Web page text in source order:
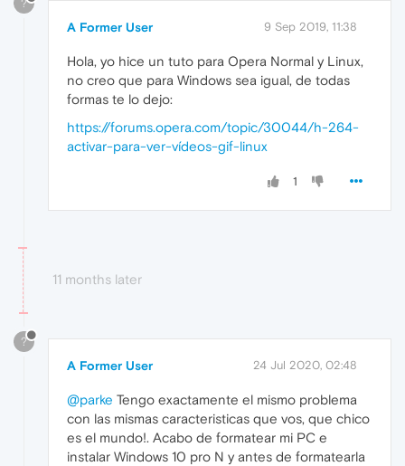
?
A Former User 9 Sep 2019, 11:38
Hola, yo hice un tuto para Opera Normal y Linux,
no creo que para Windows sea igual, de todas
formas te lo dejo:
https://forums.opera.com/topic/30044/h-264-
activar-para-ver-vídeos-gif-linux
1
11 months later
?
A Former User 24 Jul 2020, 02:48
@parke Tengo exactamente el mismo problema
con las mismas caracteristicas que vos, que chico
es el mundo!. Acabo de formatear mi PC e
instalar Windows 10 pro N y antes de formatearla